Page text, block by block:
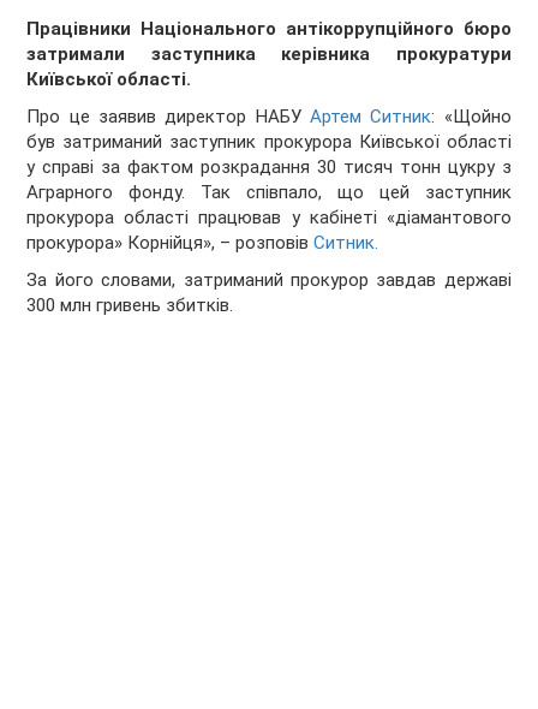
Працівники Національного антікоррупційного бюро
затримали заступника керівника прокуратури
Київської області.
Про це заявив директор НАБУ Артем Ситник: «Щойно
був затриманий заступник прокурора Київської області
у справі за фактом розкрадання 30 тисяч тонн цукру з
Аграрного фонду. Так співпало, що цей заступник
прокурора області працював у кабінеті «діамантового
прокурора» Корнійця», – розповівСитник.
За його словами, затриманий прокурор завдав державі
300 млн гривень збитків.